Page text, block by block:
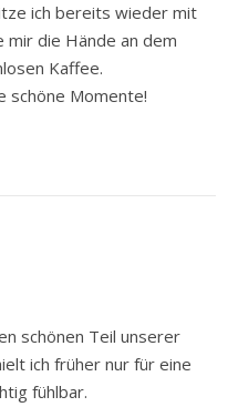
ich bereits wieder mit
mir die Hände an dem
Kaffee.
schöne Momente!
schönen Teil unserer
ich früher nur für eine
fühlbar.